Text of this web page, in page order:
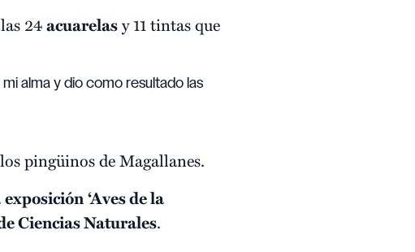
24acuarelasy 11 tintas que
alma y dio como resultado las
pingüinos de Magallanes.
exposición‘Aves de la
Ciencias Naturales.